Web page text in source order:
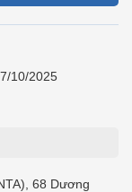
10/2025
68 Dương